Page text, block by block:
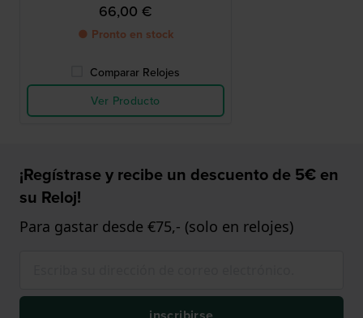
66,00 €
● Pronto en stock
Comparar Relojes
Ver Producto
¡Regístrase y recibe un descuento de 5€ en
su Reloj!
Para gastar desde €75,- (solo en relojes)